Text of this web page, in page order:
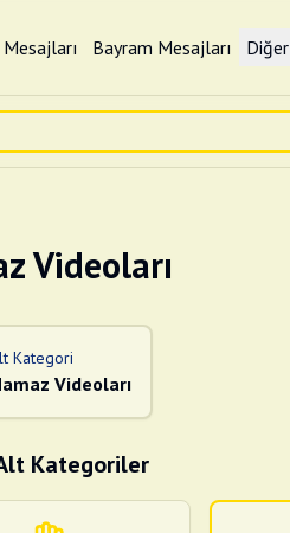
Bayram Mesajları Diğer
Videoları
Kategori
Videoları
Kategoriler